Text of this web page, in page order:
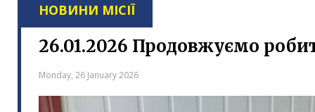
НОВИНИ МІСІЇ
26.01.2026 Продовжуємо
Monday, 26 January 2026